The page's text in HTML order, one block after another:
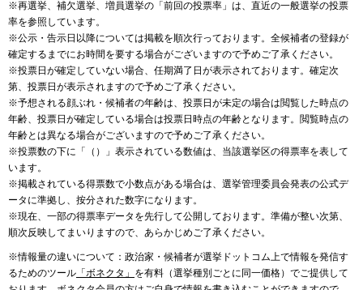
※再選挙、補欠選挙、増員選挙の「前回の投票率」は、直近の一般選挙の投票
率を参照しています。
※公示・告示日以降については掲載を順次行っております。全候補者の登録が
確定するまでにお時間を要する場合がございますので予めご了承ください。
※投票日が確定していない場合、任期満了日が表示されております。確定次
第、投票日が表示されますので予めご了承ください。
※予想される顔ぶれ・候補者の年齢は、投票日が未定の場合は閲覧した時点の
年齢、投票日が確定している場合は投票日時点の年齢となります。閲覧時点の
年齢とは異なる場合がございますので予めご了承ください。
※投票数の下に「（）」表示されている数値は、当該選挙区の得票率を表して
います。
※掲載されている得票数で小数点がある場合は、選挙管理委員会発表の公式デ
ータに準拠し、按分された数字になります。
※現在、一部の得票率データを先行して公開しております。準備が整い次第、
順次反映してまいりますので、あらかじめご了承ください。
※情報量の違いについて：政治家・候補者が選挙ドットコム上で情報を発信す
るためのツール 「ボネクタ」 を有料（選挙種別ごとに同一価格）でご提供して